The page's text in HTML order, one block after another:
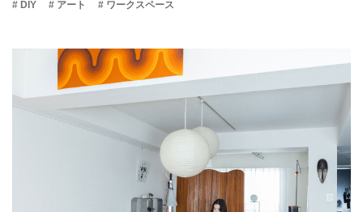
# DIY # アート # ワークスペース